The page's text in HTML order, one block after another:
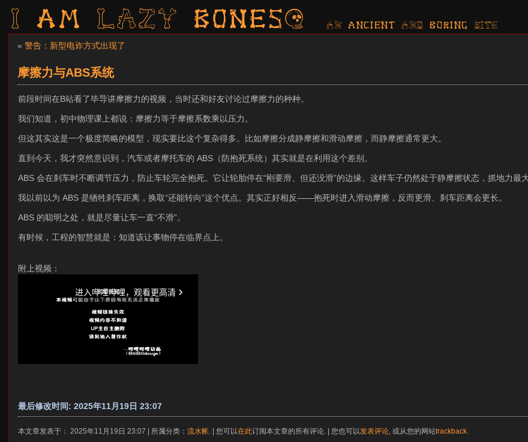
I am LAZY bones? AN ancient AND boring SITE
« 警告：新型电诈方式出现了
摩擦力与ABS系统
前段时间在B站看了毕导讲摩擦力的视频，当时还和好友讨论过摩擦力的种种。
我们知道，初中物理课上都说：摩擦力等于摩擦系数乘以压力。
但这其实这是一个极度简略的模型，现实要比这个复杂得多。比如摩擦分成静摩擦和滑动摩擦，而静摩擦通常更大。
直到今天，我才突然意识到，汽车或者摩托车的 ABS（防抱死系统）其实就是在利用这个差别。
ABS 会在刹车时不断调节压力，防止车轮完全抱死。它让轮胎停在“刚要滑、但还没滑”的边缘。这样车子仍然处于静摩擦状态，抓地力最
我以前以为 ABS 是牺牲刹车距离，换取“还能转向”这个优点。其实正好相反——抱死时进入滑动摩擦，反而更滑、刹车距离会更长。
ABS 的聪明之处，就是尽量让车一直“不滑”。
有时候，工程的智慧就是：知道该让事物停在临界点上。
附上视频：
最后修改时间: 2025年11月19日 23:07
本文章发表于： 2025年11月19日 23:07 | 所属分类：流水帐 . | 您可以在此订阅本文章的所有评论. | 您也可以 发表评论 , 或从您的网站trackback